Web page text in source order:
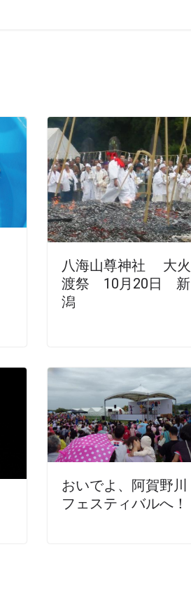
八海山尊神社 大火
渡祭 10月20日 新
潟
おいでよ、阿賀野川
フェスティバルへ！